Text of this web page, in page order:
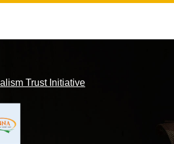
Trust Initiative